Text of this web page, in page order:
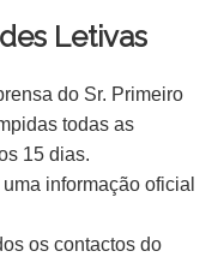
Letivas
do Sr. Primeiro
todas as
15 dias.
informação oficial
os contactos do